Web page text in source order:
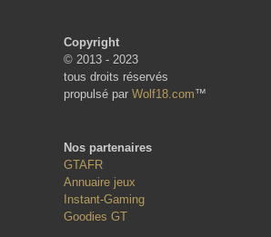
Copyright
© 2013 - 2023
tous droits réservés
propulsé par Wolf18.com™
Nos partenaires
GTAFR
Annuaire jeux
Instant-Gaming
Goodies GT